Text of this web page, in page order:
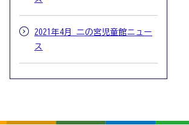
2021年4月 二の宮児童館ニュー
ス